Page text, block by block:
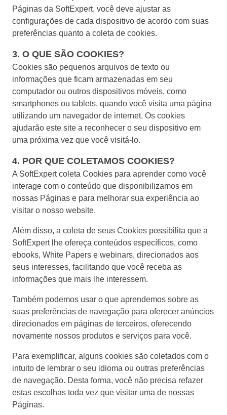
Performance
Process
Project
Survey
Training
Workflow
AppBuilder
APQP-PPAP
Archive
Problem
Asset
Calibration
Capture
Chatbot
Competence
Copilot AI
Customer
Data Lab
Drive
FMEA
Gamification
Inspection
Kanban
Knowledge Base
Maintenance
MSA
OKR
PDM
Portfolio
Protocol
Gestão do Trabalho – CWM
Mudanças e Inovação - ICM
Saúde, Segurança e Meio Ambiente – EHSM
Archive
BRM
Capture
Chatbot
Competence
Copilot AI
Data Lab
Drive
FMEA
Gamification
Inspection
Kanban
Educação
Mineração e Metalurgia
Produtos Químicos
Serviços e Consultoria
Varejo, Atacado e Distribuição
Six Sigma
BSC
BPMN
CBOK
COBIT
ISO 20000
ISO 10015
ISO 22301
ISO 31000
ISO 26000
ISO 37001
ISO 15100
Outsourcing
Conquiste seus objetivos de negócios com suporte especializado
Outstaffing
Tenha sucesso no desenvolvimento e assistência dos seus
com o melhor custo benefício.
gerenciar seus negócios, categorizados por setores, padrões e
soluções.
Páginas da SoftExpert, você deve ajustar as
configurações de cada dispositivo de acordo com suas
preferências quanto a coleta de cookies.
3. O QUE SÃO COOKIES?
Cookies são pequenos arquivos de texto ou
informações que ficam armazenadas em seu
computador ou outros dispositivos móveis, como
smartphones ou tablets, quando você visita uma página
utilizando um navegador de internet. Os cookies
ajudarão este site a reconhecer o seu dispositivo em
uma próxima vez que você visitá-lo.
4. POR QUE COLETAMOS COOKIES?
A SoftExpert coleta Cookies para aprender como você
interage com o conteúdo que disponibilizamos em
nossas Páginas e para melhorar sua experiência ao
visitar o nosso website.
Além disso, a coleta de seus Cookies possibilita que a
SoftExpert lhe ofereça conteúdos específicos, como
ebooks, White Papers e webinars, direcionados aos
seus interesses, facilitando que você receba as
informações que mais lhe interessem.
Também podemos usar o que aprendemos sobre as
suas preferências de navegação para oferecer anúncios
direcionados em páginas de terceiros, oferecendo
novamente nossos produtos e serviços para você.
Para exemplificar, alguns cookies são coletados com o
intuito de lembrar o seu idioma ou outras preferências
de navegação. Desta forma, você não precisa refazer
estas escolhas toda vez que visitar uma de nossas
Páginas.